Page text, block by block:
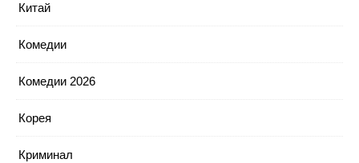
Китай
Комедии
Комедии 2026
Корея
Криминал